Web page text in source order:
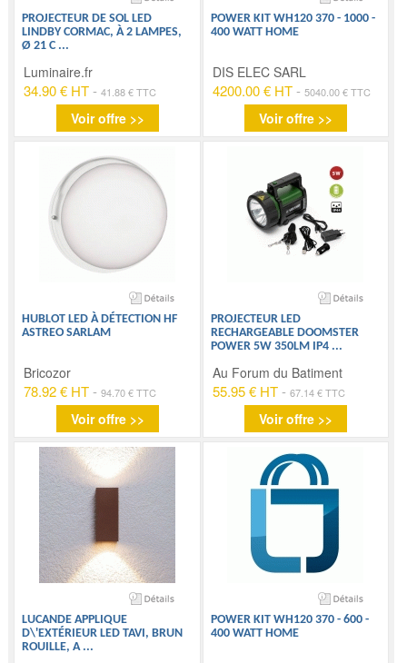
PROJECTEUR DE SOL LED
LINDBY CORMAC, À 2 LAMPES,
Ø 21 C ...
Luminaire.fr
34.90 € HT -41.88 € TTC
Voir offre >>
POWER KIT WH120 370 - 1000 -
400 WATT HOME
DIS ELEC SARL
4200.00 € HT- 5040.00 € TTC
Voir offre >>
HUBLOT LED À DÉTECTION HF
ASTREO SARLAM
Bricozor
78.92 € HT -94.70 € TTC
Voir offre >>
PROJECTEUR LED
RECHARGEABLE DOOMSTER
POWER 5W 350LM IP4 ...
Au Forum du Batiment
55.95 € HT- 67.14 € TTC
Voir offre >>
LUCANDE APPLIQUE
D\'EXTÉRIEUR LED TAVI, BRUN
ROUILLE, A ...
POWER KIT WH120 370 - 600 -
400 WATT HOME